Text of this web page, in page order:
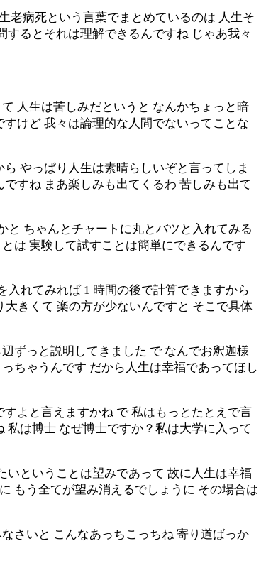
老病死という言葉でまとめているのは 人生そ
るとそれは理解できるんですね じゃあ我々
人生は苦しみだというと なんかちょっと暗
けど 我々は論理的な人間でないってことな
やっぱり人生は素晴らしいぞと言ってしま
すね まあ楽しみも出てくるわ 苦しみも出て
ちゃんとチャートに丸とバツと入れてみる
は 実験して試すことは簡単にできるんです
れてみれば 1 時間の後で計算できますから
きくて 楽の方が少ないんですと そこで具体
ずっと説明してきました で なんでお釈迦様
ちゃうんです だから人生は幸福であってほし
よと言えますかね で 私はもっとたとえで言
は博士 なぜ博士ですか？私は大学に入って
いということは望みであって 故に人生は幸福
もう全てが望み消えるでしょうに その場合は
さいと こんなあっちこっちね 寄り道ばっか